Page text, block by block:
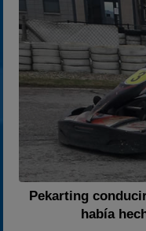
Pekarting
había